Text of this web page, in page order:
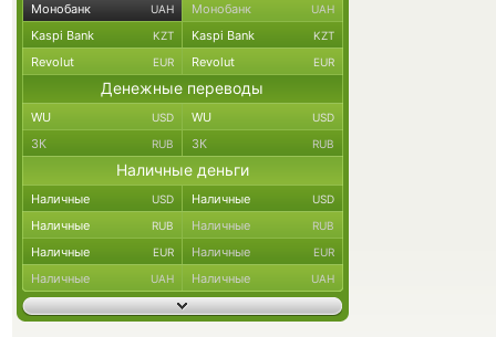
Монобанк UAH Монобанк UAH
Kaspi Bank KZT Kaspi Bank KZT
Revolut EUR Revolut EUR
Денежные переводы
WU USD WU USD
ЗК RUB ЗК RUB
Наличные деньги
Наличные USD Наличные USD
Наличные RUB Наличные RUB
Наличные EUR Наличные EUR
Наличные UAH Наличные UAH